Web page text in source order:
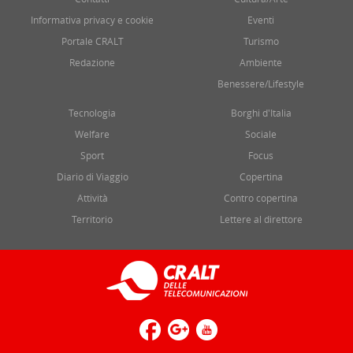
Informativa privacy e cookie
Portale CRALT
Redazione
Eventi
Turismo
Ambiente
Benessere/Lifestyle
Tecnologia
Welfare
Sport
Diario di Viaggio
Attività
Territorio
Borghi d'Italia
Sociale
Focus
Copertina
Contro copertina
Lettere al direttore